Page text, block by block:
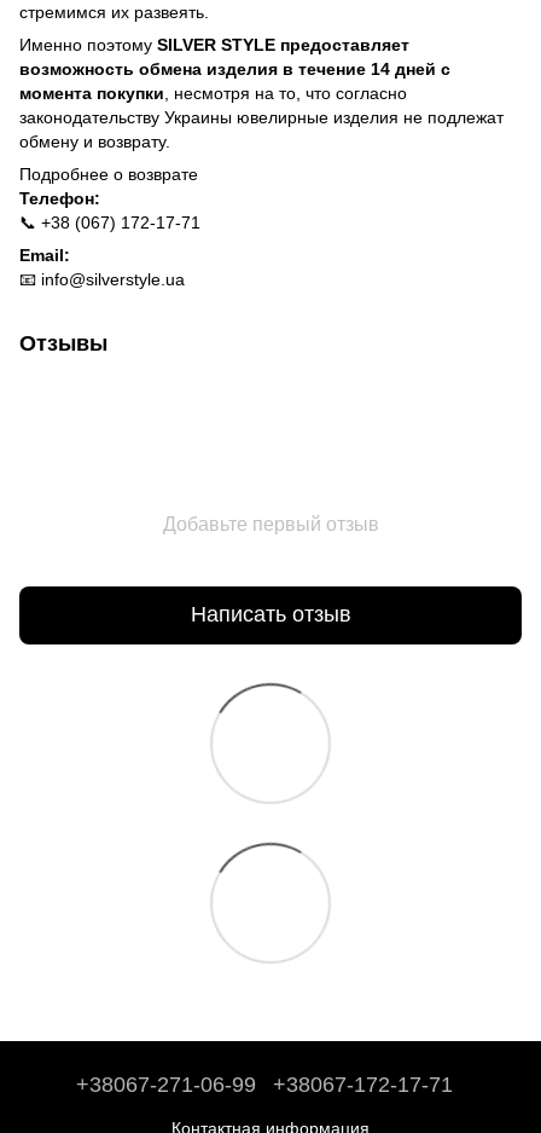
стремимся их развеять.
Именно поэтому SILVER STYLE предоставляет
возможность обмена изделия в течение 14 дней с
момента покупки , несмотря на то, что согласно
законодательству Украины ювелирные изделия не подлежат
обмену и возврату.
Подробнее о возврате
Телефон:
📞 +38 (067) 172-17-71
Email:
📧 info@silverstyle.ua
Отзывы
Добавьте первый отзыв
Написать отзыв
+38067-271-06-99 +38067-172-17-71
Контактная информация